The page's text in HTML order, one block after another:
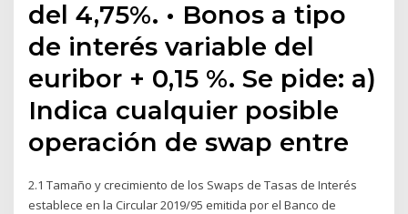
del 4,75%. • Bonos a tipo
de interés variable del
euribor + 0,15 %. Se pide: a)
Indica cualquier posible
operación de swap entre
2.1 Tamaño y crecimiento de los Swaps de Tasas de Interés
establece en la Circular 2019/95 emitida por el Banco de